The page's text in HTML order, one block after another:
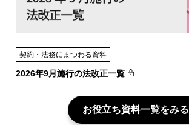
契約・法務にまつわる資料
2026年9月施行の法改正一覧
お役立ち資料一覧をみる